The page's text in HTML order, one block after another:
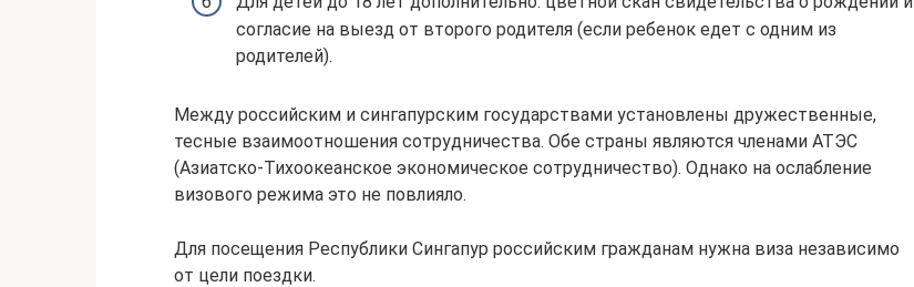
согласие на выезд от второго родителя (если ребенок едет с одним из
родителей).
Между российским и сингапурским государствами установлены дружественные,
тесные взаимоотношения сотрудничества. Обе страны являются членами АТЭС
(Азиатско-Тихоокеанское экономическое сотрудничество). Однако на ослабление
визового режима это не повлияло.
Для посещения Республики Сингапур российским гражданам нужна виза независимо
от цели поездки.